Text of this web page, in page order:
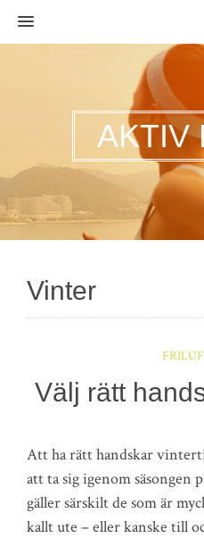
MENU
AKTIV
Vinter
Välj rätt
Att ha rätt handskar
att ta sig igenom säsongen
gäller särskilt de som är
kallt ute – eller kanske till